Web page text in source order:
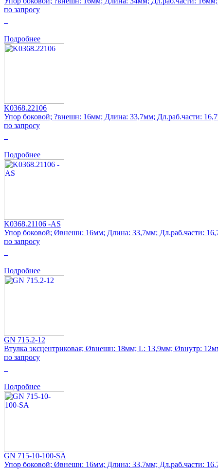
по запросу
Подробнее
K0368.22106
Упор боковой; ?внешн: 16мм; Длина: 33,7мм; Дл.раб.части:
по запросу
Подробнее
K0368.21106 -AS
Упор боковой; Øвнешн: 16мм; Длина: 33,7мм; Дл.раб.части:
по запросу
Подробнее
GN 715.2-12
Втулка эксцентриковая; Øвнешн: 18мм; L: 13,9мм; Øвнутр:
по запросу
Подробнее
GN 715-10-100-SA
Упор боковой; Øвнешн: 16мм; Длина: 33,7мм; Дл.раб.части: